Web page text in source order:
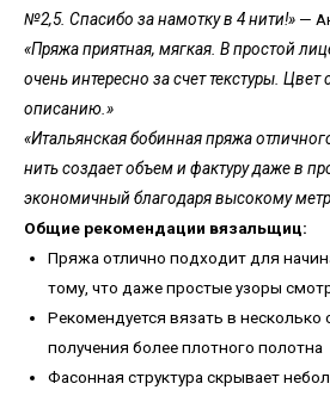
№2,5. Спасибо за намотку в 4 нити!» —
«Пряжа приятная, мягкая. В простой
очень интересно за счет текстуры. Цвет
описанию.»
«Итальянская бобинная пряжа
нить создает объем и фактуру даже в
экономичный благодаря высокому
Общие рекомендации вязальщиц:
Пряжа отлично подходит для
тому, что даже простые узоры
Рекомендуется вязать в
получения более плотного полотна
Фасонная структура скрывает